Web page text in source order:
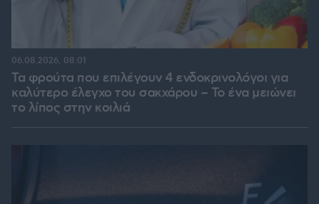
Τα φρούτα που επιλέγουν 4 ενδοκρινολόγοι για
καλύτερο έλεγχο του σακχάρου – Το ένα μειώνει
το λίπος στην κοιλιά
06.08.2026, 08:01